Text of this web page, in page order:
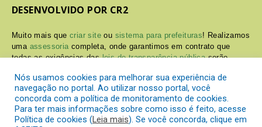
DESENVOLVIDO POR CR2
Muito mais quecriar site ou sistema para prefeituras! Realizamos
uma assessoria completa, onde garantimos em contrato que
todas as exigências dasleis de transparência públicaserão
Conheça oPNTPe oRadar da Transparência Pública
Nós usamos cookies para melhorar sua experiência de
navegação no portal. Ao utilizar nosso portal, você
concorda com a política de monitoramento de cookies.
Para ter mais informações sobre como isso é feito, acesse
Política de cookies (Leia mais). Se você concorda, clique em